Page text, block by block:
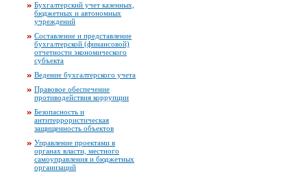
Бухгалтерский учет казенных,
бюджетных и автономных
учреждений
Составление и представление
бухгалтерской (финансовой)
отчетности экономического
субъекта
Ведение бухгалтерского учета
Правовое обеспечение
противодействия коррупции
Безопасность и
антитеррористическая
защищенность объектов
Управление проектами в
органах власти, местного
самоуправления и бюджетных
организаций